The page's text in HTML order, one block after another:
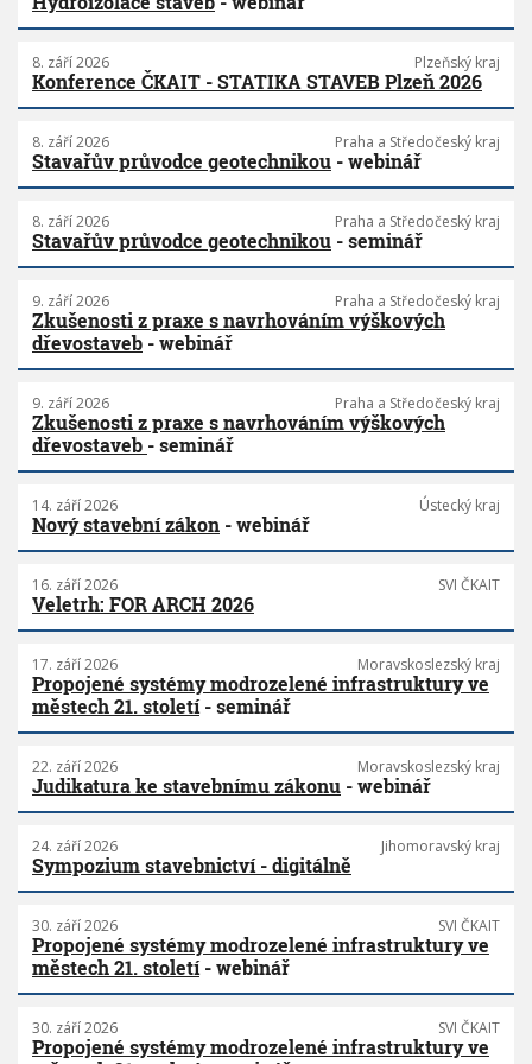
8. září 2026 Plzeňský kraj
Konference ČKAIT - STATIKA STAVEB Plzeň 2026
8. září 2026 Praha a Středočeský kraj
Stavařův průvodce geotechnikou - webinář
8. září 2026 Praha a Středočeský kraj
Stavařův průvodce geotechnikou - seminář
9. září 2026 Praha a Středočeský kraj
Zkušenosti z praxe s navrhováním výškových
dřevostaveb - webinář
9. září 2026 Praha a Středočeský kraj
Zkušenosti z praxe s navrhováním výškových
dřevostaveb - seminář
14. září 2026 Ústecký kraj
Nový stavební zákon - webinář
16. září 2026 SVI ČKAIT
Veletrh: FOR ARCH 2026
17. září 2026 Moravskoslezský kraj
Propojené systémy modrozelené infrastruktury ve
městech 21. století- seminář
22. září 2026 Moravskoslezský kraj
Judikatura ke stavebnímu zákonu - webinář
24. září 2026 Jihomoravský kraj
Sympozium stavebnictví - digitálně
30. září 2026 SVI ČKAIT
Propojené systémy modrozelené infrastruktury ve
městech 21. století- webinář
30. září 2026 SVI ČKAIT
Propojené systémy modrozelené infrastruktury ve